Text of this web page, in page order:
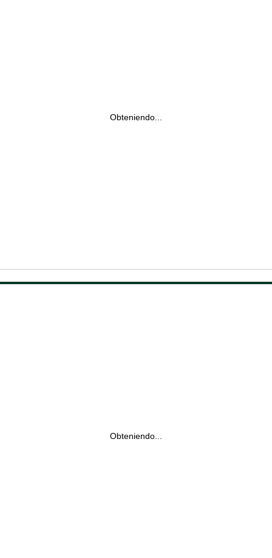
Obteniendo...
Obteniendo...